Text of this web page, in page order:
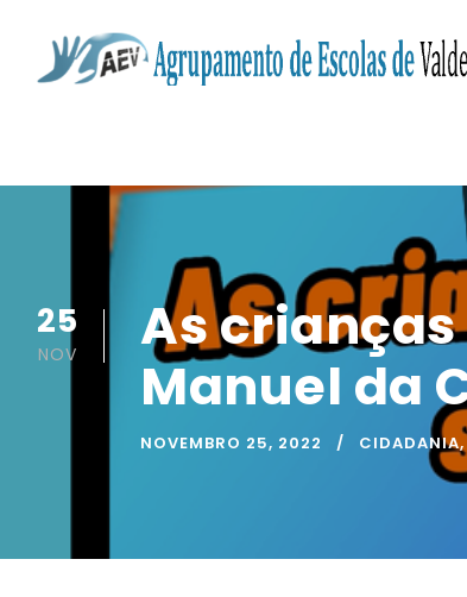
25
NOV
As crianças
Manuel da
NOVEMBRO 25, 2022 CIDADANIA,